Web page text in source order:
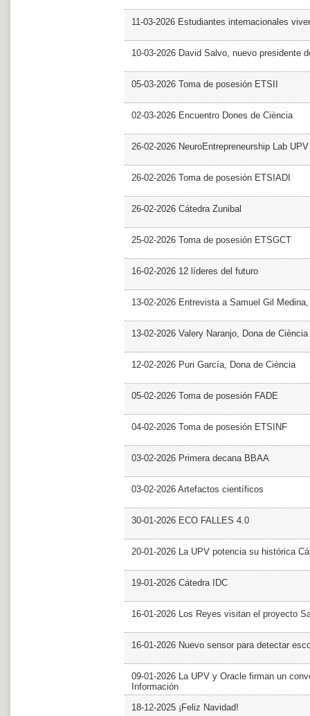
11-03-2026 Estudiantes internacionales
10-03-2026 David Salvo, nuevo presidente
05-03-2026 Toma de posesión ETSII
02-03-2026 Encuentro Dones de Ciència
26-02-2026 NeuroEntrepreneurship Lab UPV
26-02-2026 Toma de posesión ETSIADI
26-02-2026 Cátedra Zunibal
25-02-2026 Toma de posesión ETSGCT
16-02-2026 12 líderes del futuro
13-02-2026 Entrevista a Samuel Gil
13-02-2026 Valery Naranjo, Dona de Ciència
12-02-2026 Puri García, Dona de Ciència
05-02-2026 Toma de posesión FADE
04-02-2026 Toma de posesión ETSINF
03-02-2026 Primera decana BBAA
03-02-2026 Artefactos científicos
30-01-2026 ECO FALLES 4.0
20-01-2026 La UPV potencia su histórica
19-01-2026 Cátedra IDC
16-01-2026 Los Reyes visitan el proyecto
16-01-2026 Nuevo sensor para detectar
09-01-2026 La UPV y Oracle firman un
Información
18-12-2025 ¡Feliz Navidad!